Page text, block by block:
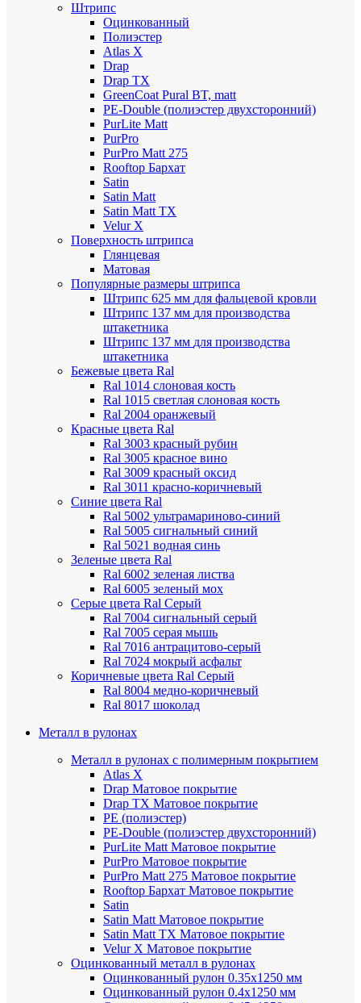
Штрипс
Оцинкованный
Полиэстер
Atlas X
Drap
Drap TX
GreenCoat Pural BT, matt
PE-Double (полиэстер двухсторонний)
PurLite Мatt
PurPro
PurPro Matt 275
Rooftop Бархат
Satin
Satin Мatt
Satin Matt TX
Velur X
Поверхность штрипса
Глянцевая
Матовая
Популярные размеры штрипса
Штрипс 625 мм для фальцевой кровли
Штрипс 137 мм для производства
штакетника
Штрипс 137 мм для производства
штакетника
Бежевые цвета Ral
Ral 1014 слоновая кость
Ral 1015 светлая слоновая кость
Ral 2004 оранжевый
Красные цвета Ral
Ral 3003 красный рубин
Ral 3005 красное вино
Ral 3009 красный оксид
Ral 3011 красно-коричневый
Синие цвета Ral
Ral 5002 ультрамариново-синий
Ral 5005 сигнальный синий
Ral 5021 водная синь
Зеленые цвета Ral
Ral 6002 зеленая листва
Ral 6005 зеленый мох
Серые цвета Ral Серый
Ral 7004 сигнальный серый
Ral 7005 серая мышь
Ral 7016 антрацитово-серый
Ral 7024 мокрый асфальт
Коричневые цвета Ral Серый
Ral 8004 медно-коричневый
Ral 8017 шоколад
Металл в рулонах
Металл в рулонах с полимерным покрытием
Atlas X
Drap Матовое покрытие
Drap TX Матовое покрытие
PE (полиэстер)
PE-Double (полиэстер двухсторонний)
PurLite МattМатовое покрытие
PurPro Матовое покрытие
PurPro Matt 275 Матовое покрытие
Rooftop Бархат Матовое покрытие
Satin
Satin МattМатовое покрытие
Satin Matt TX Матовое покрытие
Velur X Матовое покрытие
Оцинкованный металл в рулонах
Оцинкованный рулон 0.35х1250 мм
Оцинкованный рулон 0.4х1250 мм